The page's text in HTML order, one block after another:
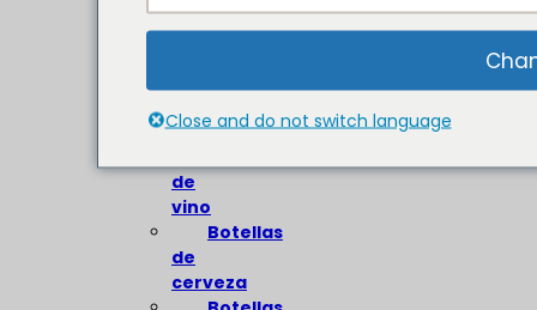
de
vidrio
de
vino
Botellas
de
cerveza
Close and do not switch language